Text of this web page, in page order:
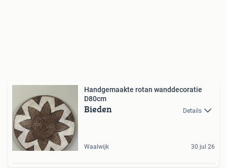
Handgemaakte rotan wanddecoratie
D80cm
Bieden Details
Waalwijk 30 jul 26